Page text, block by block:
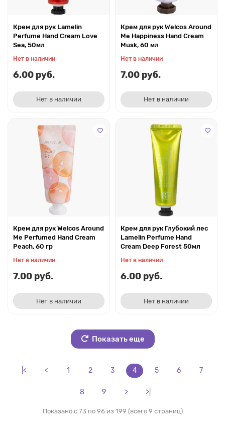
Крем для рук Lamelin
Perfume Hand Cream Love
Sea, 50мл
Нет в наличии
6.00 руб.
Нет в наличии
Крем для рук Welcos Around
Me Happiness Hand Cream
Musk, 60 мл
Нет в наличии
7.00 руб.
Нет в наличии
Крем для рук Welcos Around
Me Perfumed Hand Cream
Peach, 60 гр
Нет в наличии
7.00 руб.
Нет в наличии
Крем для рук Глубокий лес
Lamelin Perfume Hand
Cream Deep Forest 50мл
Нет в наличии
6.00 руб.
Нет в наличии
Показать еще
|< < 1 2 3 4 5 6 7
8 9 > >|
Показано с 73 по 96 из 199 (всего 9 страниц)